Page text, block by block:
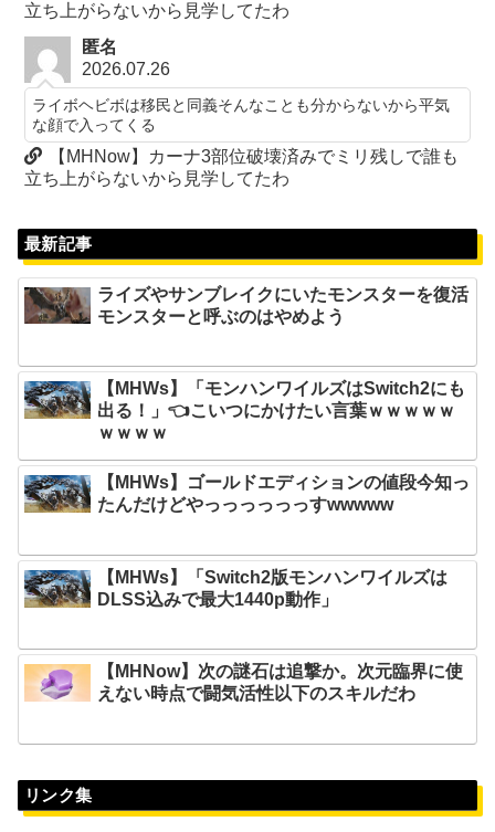
立ち上がらないから見学してたわ
匿名
2026.07.26
ライボヘビボは移民と同義そんなことも分からないから平気
な顔で入ってくる
【MHNow】カーナ3部位破壊済みでミリ残しで誰も
立ち上がらないから見学してたわ
最新記事
ライズやサンブレイクにいたモンスターを復活
モンスターと呼ぶのはやめよう
【MHWs】「モンハンワイルズはSwitch2にも
出る！」👈こいつにかけたい言葉ｗｗｗｗｗ
ｗｗｗｗ
【MHWs】ゴールドエディションの値段今知っ
たんだけどやっっっっっっすwwwww
【MHWs】「Switch2版モンハンワイルズは
DLSS込みで最大1440p動作」
【MHNow】次の謎石は追撃か。次元臨界に使
えない時点で闘気活性以下のスキルだわ
リンク集